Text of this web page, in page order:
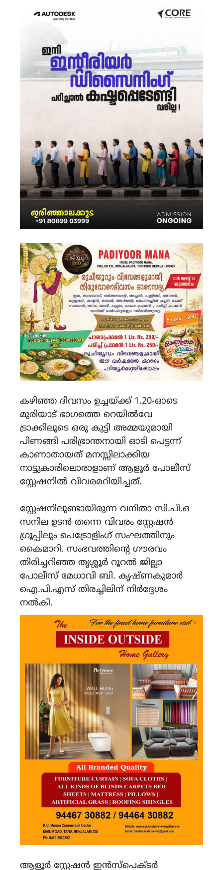
കഴിഞ്ഞ ദിവസം ഉച്ചയ്ക്ക് 1.20-ഓടെ
മുരിയാട് ഭാഗത്തെ റെയിൽവേ
ട്രാക്കിലൂടെ ഒരു കുട്ടി അമ്മയുമായി
പിണങ്ങി പരിഭ്രാന്തനായി ഓടി പെട്ടന്ന്
കാണാതായത് മനസ്സിലാക്കിയ
നാട്ടുകാരിലൊരാളാണ് ആളൂർ പോലീസ്
സ്റ്റേഷനിൽ വിവരമറിയിച്ചത്.
സ്റ്റേഷനിലുണ്ടായിരുന്ന വനിതാ സി.പി.ഒ
സനില ഉടൻ തന്നെ വിവരം സ്റ്റേഷൻ
ഗ്രൂപ്പിലും പെട്രോളിംഗ് സംഘത്തിനും
കൈമാറി. സംഭവത്തിന്റെ ഗൗരവം
തിരിച്ചറിഞ്ഞ തൃശ്ശൂർ റൂറൽ ജില്ലാ
പോലീസ് മേധാവി ബി. കൃഷ്ണകുമാർ
ഐ.പി.എസ് തിരച്ചിലിന് നിർദ്ദേശം
നൽകി.
ആളൂർ സ്റ്റേഷൻ ഇൻസ്‌പെക്ടർ